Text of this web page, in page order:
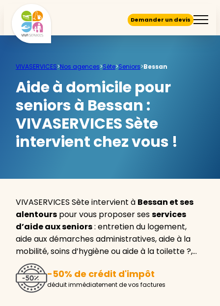
Demander un devis
VIVASERVICES>Nos agences>Sète>Seniors>Bessan
Aide à domicile pour
seniors à Bessan :
VIVASERVICES Sète
intervient chez vous !
VIVASERVICES Sète intervient à Bessan et ses
alentours pour vous proposer sesservices
d’aide aux seniors: entretien du logement,
aide aux démarches administratives, aide à la
mobilité, soins d’hygiène ou aide à la toilette ?,…
-50% de crédit d'impôt
déduit immédiatement de vos factures